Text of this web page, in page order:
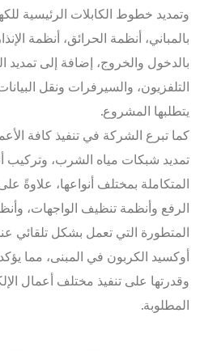
وتمديد خطوط الكابلات الرئيسية
بالمباني، أنظمة الحرائق، أنظمة
بالدخول والخروج، إضافة إلى تمديد
التلفزيون، والسيرفرات ونقل
يتطلبها المشروع.
كما تبرع الشركة في تنفيذ كافة
تمديد شبكات مياه الشرب، وتركيب
المتكاملة بمختلف أنواعها، علاوةً
الرفع وأنظمة تنظيف الواجهات،
المتطورة التي تعمل بشكل تلقائي
أوكسيد الكربون في المبنى، مما
وقدرتها على تنفيذ مختلف أعمال
المطلوبة.